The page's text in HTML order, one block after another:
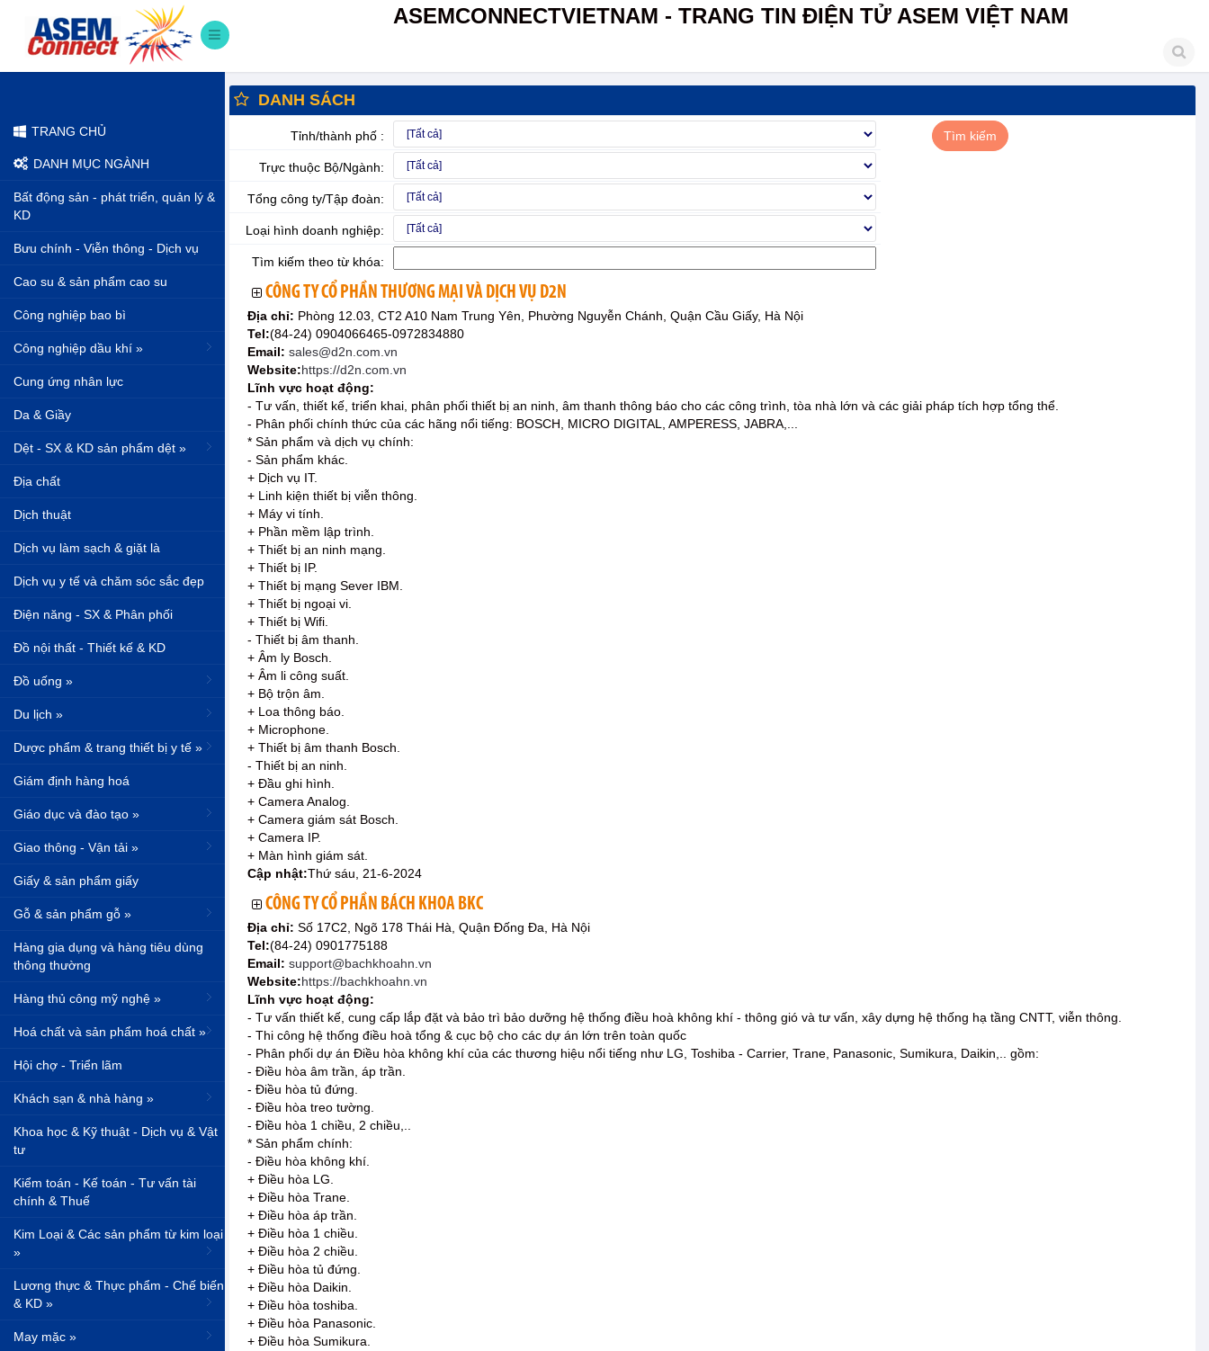
ASEMCONNECTVIETNAM - TRANG TIN ĐIỆN TỬ ASEM VIỆT NAM
TRANG CHỦ
DANH MỤC NGÀNH
Bất động sản - phát triển, quản lý &
KD
Bưu chính - Viễn thông - Dịch vụ
Cao su & sản phẩm cao su
Công nghiệp bao bì
Công nghiệp dầu khí »
Cung ứng nhân lực
Da & Giầy
Dệt - SX & KD sản phẩm dệt »
Địa chất
Dịch thuật
Dịch vụ làm sạch & giặt là
Dịch vụ y tế và chăm sóc sắc đẹp
Điện năng - SX & Phân phối
Đồ nội thất - Thiết kế & KD
Đồ uống »
Du lịch »
Dược phẩm & trang thiết bị y tế »
Giám định hàng hoá
Giáo dục và đào tạo »
Giao thông - Vận tải »
Giấy & sản phẩm giấy
Gỗ & sản phẩm gỗ »
Hàng gia dụng và hàng tiêu dùng
thông thường
Hàng thủ công mỹ nghệ »
Hoá chất và sản phẩm hoá chất »
Hội chợ - Triển lãm
Khách sạn & nhà hàng »
Khoa học & Kỹ thuật - Dịch vụ & Vật
tư
Kiểm toán - Kế toán - Tư vấn tài
chính & Thuế
Kim Loại & Các sản phẩm từ kim loại
»
Lương thực & Thực phẩm - Chế biến
& KD »
May mặc »
DANH SÁCH
Tỉnh/thành phố :
Trực thuộc Bộ/Ngành:
Tổng công ty/Tập đoàn:
Loại hình doanh nghiệp:
Tìm kiếm theo từ khóa:
CÔNG TY CỔ PHẦN THƯƠNG MẠI VÀ DỊCH VỤ D2N
Địa chỉ: Phòng 12.03, CT2 A10 Nam Trung Yên, Phường Nguyễn Chánh, Quận Cầu Giấy, Hà Nội
Tel:(84-24) 0904066465-0972834880
Email: sales@d2n.com.vn
Website:https://d2n.com.vn
Lĩnh vực hoạt động:
- Tư vấn, thiết kế, triển khai, phân phối thiết bị an ninh, âm thanh thông báo cho các công trình, tòa nhà lớn và các giải pháp tích hợp tổng thể.
- Phân phối chính thức của các hãng nổi tiếng: BOSCH, MICRO DIGITAL, AMPERESS, JABRA,...
* Sản phẩm và dịch vụ chính:
- Sản phẩm khác.
+ Dịch vụ IT.
+ Linh kiện thiết bị viễn thông.
+ Máy vi tính.
+ Phần mềm lập trình.
+ Thiết bị an ninh mạng.
+ Thiết bị IP.
+ Thiết bị mạng Sever IBM.
+ Thiết bị ngoại vi.
+ Thiết bị Wifi.
- Thiết bị âm thanh.
+ Âm ly Bosch.
+ Âm li công suất.
+ Bộ trộn âm.
+ Loa thông báo.
+ Microphone.
+ Thiết bị âm thanh Bosch.
- Thiết bị an ninh.
+ Đầu ghi hình.
+ Camera Analog.
+ Camera giám sát Bosch.
+ Camera IP.
+ Màn hình giám sát.
Cập nhật:Thứ sáu, 21-6-2024
CÔNG TY CỔ PHẦN BÁCH KHOA BKC
Địa chỉ: Số 17C2, Ngõ 178 Thái Hà, Quận Đống Đa, Hà Nội
Tel:(84-24) 0901775188
Email: support@bachkhoahn.vn
Website:https://bachkhoahn.vn
Lĩnh vực hoạt động:
- Tư vấn thiết kế, cung cấp lắp đặt và bảo trì bảo dưỡng hệ thống điều hoà không khí - thông gió và tư vấn, xây dựng hệ thống hạ tầng CNTT, viễn thông.
- Thi công hệ thống điều hoà tổng & cục bộ cho các dự án lớn trên toàn quốc
- Phân phối dự án Điều hòa không khí của các thương hiệu nổi tiếng như LG, Toshiba - Carrier, Trane, Panasonic, Sumikura, Daikin,.. gồm:
- Điều hòa âm trần, áp trần.
- Điều hòa tủ đứng.
- Điều hòa treo tường.
- Điều hòa 1 chiều, 2 chiều,..
* Sản phẩm chính:
- Điều hòa không khí.
+ Điều hòa LG.
+ Điều hòa Trane.
+ Điều hòa áp trần.
+ Điều hòa 1 chiều.
+ Điều hòa 2 chiều.
+ Điều hòa tủ đứng.
+ Điều hòa Daikin.
+ Điều hòa toshiba.
+ Điều hòa Panasonic.
+ Điều hòa Sumikura.